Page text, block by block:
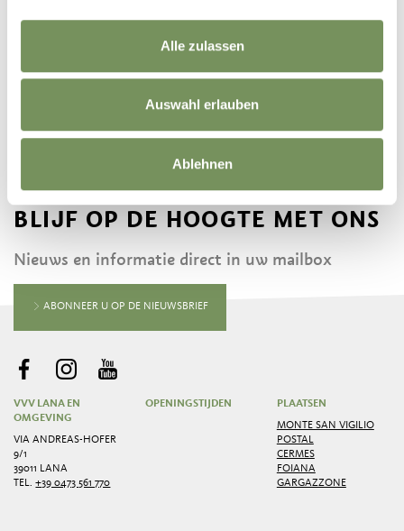
Alle zulassen
Auswahl erlauben
Ablehnen
BLIJF OP DE HOOGTE MET ONS
Nieuws en informatie direct in uw mailbox
ABONNEER U OP DE NIEUWSBRIEF
VVV LANA EN
OMGEVING
VIA ANDREAS-HOFER
9/1
39011 LANA
TEL.+39 0473 561 770
OPENINGSTIJDEN
PLAATSEN
MONTE SAN VIGILIO
POSTAL
CERMES
FOIANA
GARGAZZONE